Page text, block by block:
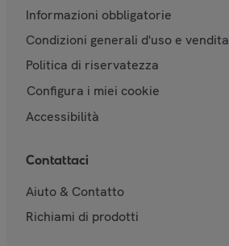
Informazioni obbligatorie
Condizioni generali d'uso e vendita
Politica di riservatezza
Configura i miei cookie
Accessibilità
Contattaci
Aiuto & Contatto
Richiami di prodotti